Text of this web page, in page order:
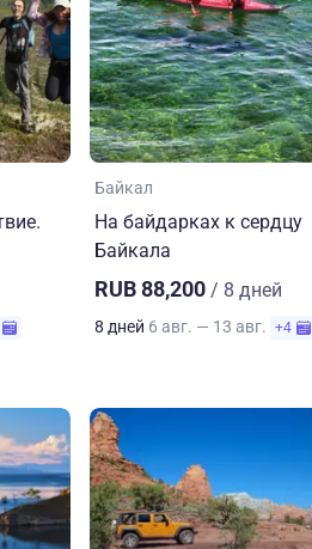
Байкал
На байдарках к сердцу
Байкала
RUB 88,200 / 8 дней
8 дней 6 авг. — 13 авг. +4